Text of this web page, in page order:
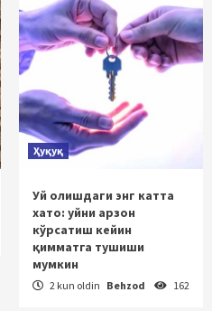
Ҳуқуқ
Уй олишдаги энг катта
хато: уйни арзон
кўрсатиш кейин
қимматга тушиши
мумкин
2 kun oldin Behzod 162